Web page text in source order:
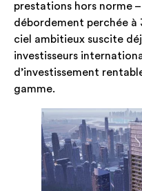
prestations hors norme
débordement perchée à
ciel ambitieux suscite
investisseurs
d’investissement
gamme.